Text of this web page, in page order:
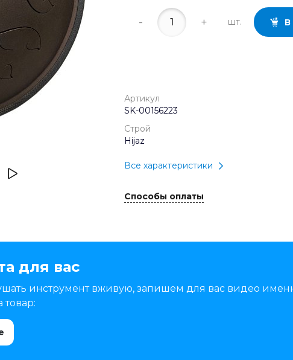
- + шт.
Артикул
SK-00156223
Строй
Hijaz
Все характеристики
Способы оплаты
для вас
инструмент вживую, запишем для вас видео